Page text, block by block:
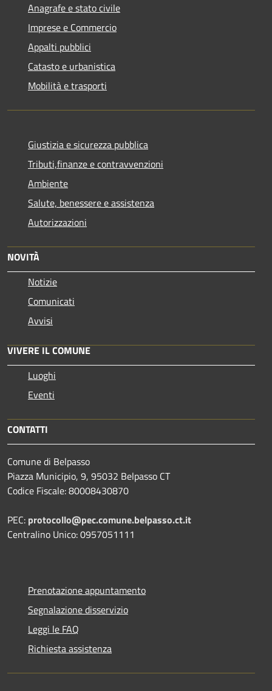
Anagrafe e stato civile
Imprese e Commercio
Appalti pubblici
Catasto e urbanistica
Mobilità e trasporti
Giustizia e sicurezza pubblica
Tributi,finanze e contravvenzioni
Ambiente
Salute, benessere e assistenza
Autorizzazioni
NOVITÀ
Notizie
Comunicati
Avvisi
VIVERE IL COMUNE
Luoghi
Eventi
CONTATTI
Comune di Belpasso
Piazza Municipio, 9, 95032 Belpasso CT
Codice Fiscale: 80008430870
PEC: protocollo@pec.comune.belpasso.ct.it
Centralino Unico: 0957051111
Prenotazione appuntamento
Segnalazione disservizio
Leggi le FAQ
Richiesta assistenza